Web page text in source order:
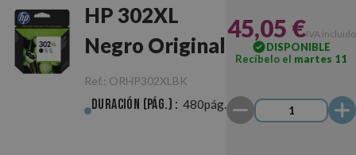
HP 302XL
Negro Original
Ref.: ORHP302XLBK
Duración (pág.) : 480pág.
45,05 €IVA incluido
DISPONIBLE
Recíbelo el martes 11